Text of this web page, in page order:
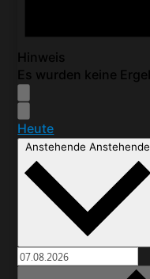
Hinweis
Es wurden keine
Heute
AnstehendeAnstehende